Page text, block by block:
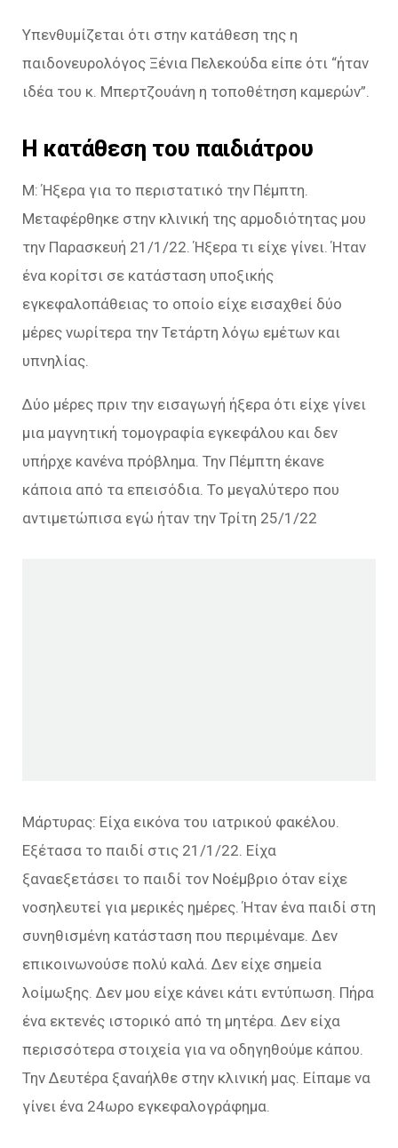
Υπενθυμίζεται ότι στην κατάθεση της η
παιδονευρολόγος Ξένια Πελεκούδα είπε ότι “ήταν
ιδέα του κ. Μπερτζουάνη η τοποθέτηση καμερών”.
Η κατάθεση του παιδιάτρου
Μ: Ήξερα για το περιστατικό την Πέμπτη.
Μεταφέρθηκε στην κλινική της αρμοδιότητας μου
την Παρασκευή 21/1/22. Ήξερα τι είχε γίνει. Ήταν
ένα κορίτσι σε κατάσταση υποξικής
εγκεφαλοπάθειας το οποίο είχε εισαχθεί δύο
μέρες νωρίτερα την Τετάρτη λόγω εμέτων και
υπνηλίας.
Δύο μέρες πριν την εισαγωγή ήξερα ότι είχε γίνει
μια μαγνητική τομογραφία εγκεφάλου και δεν
υπήρχε κανένα πρόβλημα. Την Πέμπτη έκανε
κάποια από τα επεισόδια. Το μεγαλύτερο που
αντιμετώπισα εγώ ήταν την Τρίτη 25/1/22
Μάρτυρας: Είχα εικόνα του ιατρικού φακέλου.
Εξέτασα το παιδί στις 21/1/22. Είχα
ξαναεξετάσει το παιδί τον Νοέμβριο όταν είχε
νοσηλευτεί για μερικές ημέρες. Ήταν ένα παιδί στη
συνηθισμένη κατάσταση που περιμέναμε. Δεν
επικοινωνούσε πολύ καλά. Δεν είχε σημεία
λοίμωξης. Δεν μου είχε κάνει κάτι εντύπωση. Πήρα
ένα εκτενές ιστορικό από τη μητέρα. Δεν είχα
περισσότερα στοιχεία για να οδηγηθούμε κάπου.
Την Δευτέρα ξαναήλθε στην κλινική μας. Είπαμε να
γίνει ένα 24ωρο εγκεφαλογράφημα.